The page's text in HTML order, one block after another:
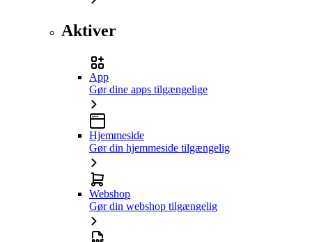
Aktiver
App
Gør dine apps tilgængelige
Hjemmeside
Gør din hjemmeside tilgængelig
Webshop
Gør din webshop tilgængelig